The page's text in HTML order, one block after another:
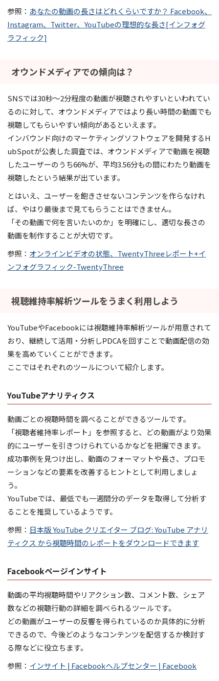
参照： あなたの動画の長さはどれくらいですか？ Facebook、
Instagram、Twitter、YouTubeの理想的な長さ[インフォグ
ラフィック]
オウンドメディアでの傾向は？
SNSでは30秒～2分程度の動画が視聴されやすいといわれてい
るのに対して、オウンドメディアではより長い時間の動画でも
視聴してもらいやすい傾向があるといえます。
インバウンド向けのマーケティングソフトウェアを開発するH
ubSpotが公表した調査では、オウンドメディアで動画を視聴
したユーザーのうち66%が、平均3.56分もの間にわたり動画を
視聴したという結果が出ています。
とはいえ、ユーザーを飽きさせないコンテンツを作らなけれ
ば、やはり最後まで見てもらうことはできません。
「その動画で何を言いたいのか」を明確にし、適切な長さの
動画を制作することが大切です。
参照： オンラインビデオの状態、TwentyThreeレポート+イ
ンフォグラフィック-TwentyThree
視聴維持率解析ツールをうまく利用しよう
YouTubeやFacebookには視聴維持率解析ツールが用意されて
おり、継続して活用・分析しPDCAを回すことで動画配信の効
果を高めていくことができます。
ここではそれぞれのツールについて紹介します。
YouTubeアナリティクス
動画ごとの視聴時間を調べることができるツールです。
「視聴者維持率レポート」を参照すると、どの動画がより効果
的にユーザーを引きつけられているかなどを把握できます。
成功事例を見つけ出し、動画のフォーマットや長さ、プロモ
ーションなどの要素を改善するヒントとして利用しましょ
う。
YouTubeでは、最低でも一週間分のデータを取得して分析す
ることを推奨しているようです。
参照： 日本版 YouTube クリエイター ブログ: YouTube アナリ
ティクス から視聴時間のレポートをダウンロードできます
Facebookページインサイト
動画の平均視聴時間やリアクション数、コメント数、シェア
数などの視聴行動の詳細を調べられるツールです。
どの動画がユーザーの反響を得られているのか具体的に分析
できるので、今後どのようなコンテンツを配信するか検討す
る際などに役立ちます。
参照： インサイト | Facebookヘルプセンター | Facebook